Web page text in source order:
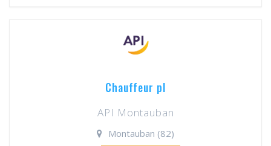
Chauffeur pl
API Montauban
Montauban (82)